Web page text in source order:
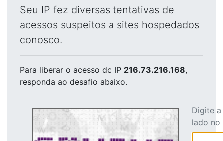
Seu IP fez diversas tentativas de
acessos suspeitos a sites hospedados
conosco.
Para liberar o acesso do IP 216.73.216.168,
responda ao desafio abaixo.
Digite
lado no